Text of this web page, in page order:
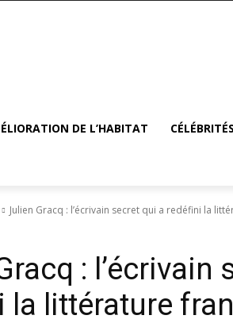
DE L’HABITAT CÉLÉBRITÉS
Julien Gracq : l’écrivain secret qui a redéfini la
: l’écrivain
la littérature